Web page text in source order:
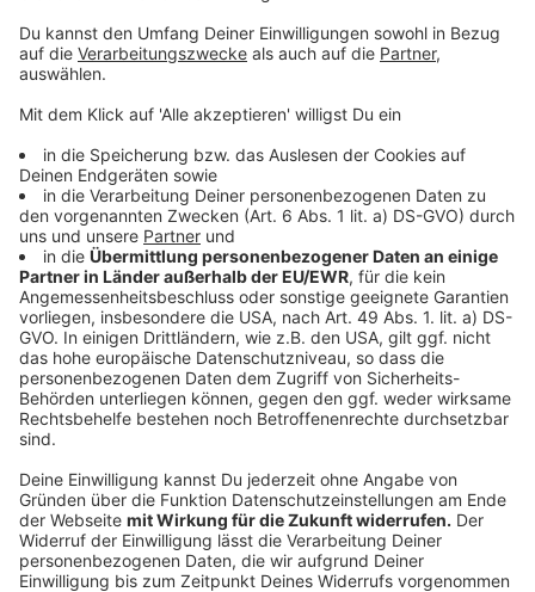
LASK zum ersten Mal in Raiffeisen Arena